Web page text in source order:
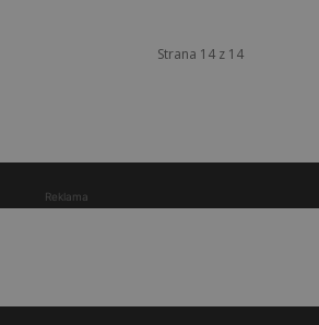
Strana 14 z 14
Reklama